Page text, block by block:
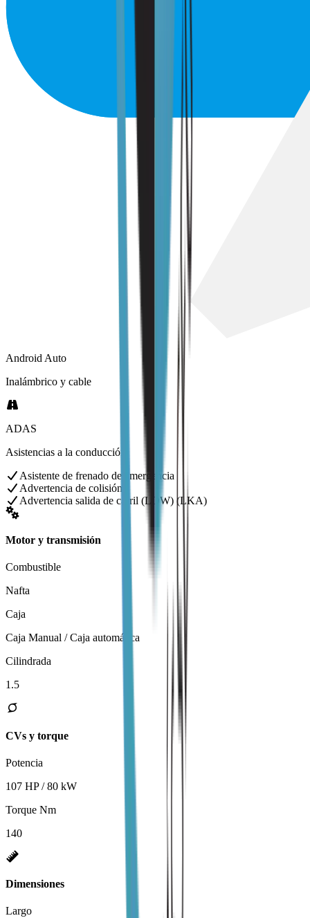
Android Auto
Inalámbrico y cable
ADAS
Asistencias a la conducción
Asistente de frenado de emergencia
Advertencia de colisión
Advertencia salida de carril (LDW) (LKA)
Motor y transmisión
Combustible
Nafta
Caja
Caja Manual / Caja automática
Cilindrada
1.5
CVs y torque
Potencia
107 HP / 80 kW
Torque Nm
140
Dimensiones
Largo